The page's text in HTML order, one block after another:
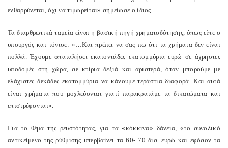
ενθαρρύνεται, όχι να τιμωρείται» σημείωσε ο ίδιος.
Τα διαρθρωτικά ταμεία είναι η βασική πηγή χρηματοδότησης, όπως είπε ο
υπουργός και τόνισε: «…Και πρέπει να σας πω ότι τα χρήματα δεν είναι
πολλά. Έχουμε σπαταλήσει εκατοντάδες εκατομμύρια ευρώ σε άχρηστες
υποδομές στη χώρα, σε κτίρια δεξιά και αριστερά, όταν μπορούμε με
ελάχιστες δεκάδες εκατομμύρια να κάνουμε τεράστια διαφορά. Και αυτά
είναι χρήματα που μοχλεύονται γιατί παρακρατάμε τα δικαιώματα και
επιστρέφονται».
Για το θέμα της ρευστότητας, για τα «κόκκινα» δάνεια, «το συνολικό
αντικείμενο της ρύθμισης υπερβαίνει τα 60- 70 δισ. ευρώ και εφόσον τα